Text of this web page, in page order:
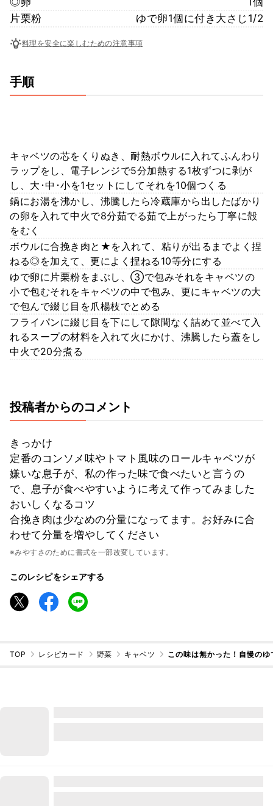
片栗粉
ゆで卵1個に付き大さじ1/2
料理を安全に楽しむための注意事項
手順
キャベツの芯をくりぬき、耐熱ボウルに入れてふんわり
ラップをし、電子レンジで5分加熱する1枚ずつに剥が
し、大･中･小を1セットにしてそれを10個つくる
鍋にお湯を沸かし、沸騰したら冷蔵庫から出したばかり
の卵を入れて中火で8分茹でる茹で上がったら丁寧に殻
をむく
ボウルに合挽き肉と★を入れて、粘りが出るまでよく捏
ねる◎を加えて、更によく捏ねる10等分にする
ゆで卵に片栗粉をまぶし、③で包みそれをキャベツの
小で包むそれをキャベツの中で包み、更にキャベツの大
で包んで綴じ目を爪楊枝でとめる
フライパンに綴じ目を下にして隙間なく詰めて並べて入
れるスープの材料を入れて火にかけ、沸騰したら蓋をし
中火で20分煮る
投稿者からのコメント
きっかけ
定番のコンソメ味やトマト風味のロールキャベツが
嫌いな息子が、私の作った味で食べたいと言うの
で、息子が食べやすいように考えて作ってみました
おいしくなるコツ
合挽き肉は少なめの分量になってます。お好みに合
わせて分量を増やしてください
※みやすさのために書式を一部改変しています。
このレシピをシェアする
TOP レシピカード 野菜 キャベツ この味は無かった！自慢の